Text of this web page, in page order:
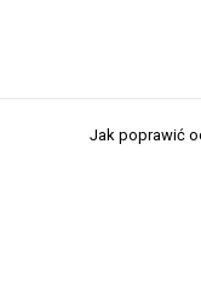
Jak poprawić